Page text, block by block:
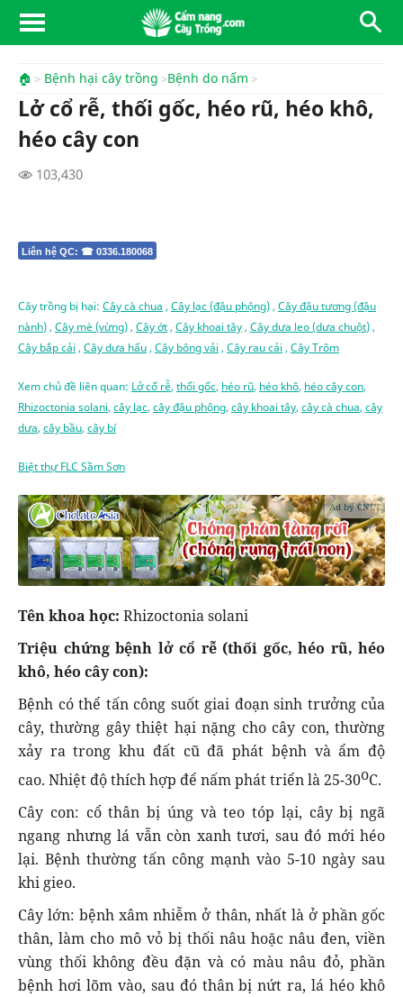
🏠 Bệnh hại cây trồng Bệnh do nấm
Lở cổ rễ, thối gốc, héo rũ, héo khô,
héo cây con
103,430
Liên hệ QC: ☎ 0336.180068
Cây trồng bị hại: Cây cà chua , Cây lạc (đậu phộng), Cây đậu tương (đậu
nành), Cây mè (vừng), Cây ớt, Cây khoai tây, Cây dưa leo (dưa chuột),
Cây bắp cải , Cây dưa hấu, Cây bông vải , Cây rau cải , Cây Trôm
Xem chủ đề liên quan: Lở cổ rễ, thối gốc, héo rũ, héo khô, héo cây con,
Rhizoctonia solani, cây lạc, cây đậu phộng, cây khoai tây, cây cà chua, cây
dưa, cây bầu, cây bí
Biệt thự FLC Sầm Sơn
Ad by CNCT
Tên khoa học: Rhizoctonia solani
Triệu chứng bệnh lở cổ rễ (thối gốc, héo rũ, héo
khô, héo cây con):
Bệnh có thể tấn công suốt giai đoạn sinh trưởng của
cây, thường gây thiệt hại nặng cho cây con, thường
xảy ra trong khu đất cũ đã phát bệnh và ẩm độ
cao. Nhiệt độ thích hợp để nấm phát triển là 25-30oC.
Cây con: cổ thân bị úng và teo tóp lại, cây bị ngã
ngang nhưng lá vẫn còn xanh tươi, sau đó mới héo
lại. Bệnh thường tấn công mạnh vào 5-10 ngày sau
khi gieo.
Cây lớn: bệnh xâm nhiễm ở thân, nhất là ở phần gốc
thân, làm cho mô vỏ bị thối nâu hoặc nâu đen, viền
vùng thối không đều đặn và có màu nâu đỏ, phần
bệnh hơi lõm vào, sau đó thân bị nứt ra, lá héo khô